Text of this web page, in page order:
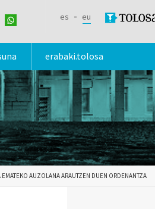
es eu
erabaki.tolosa
AUZOLANA ARAUTZEN DUEN ORDENANTZA